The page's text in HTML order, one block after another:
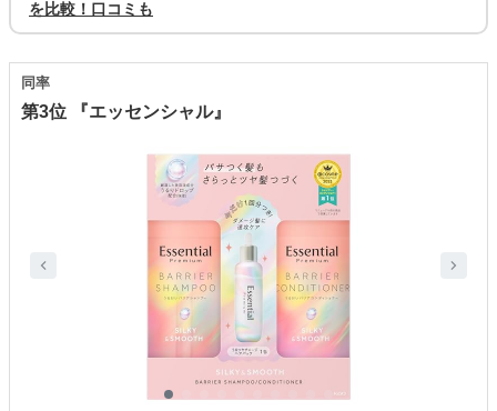
を比較！口コミも
第3位 『エッセンシャル』
同率